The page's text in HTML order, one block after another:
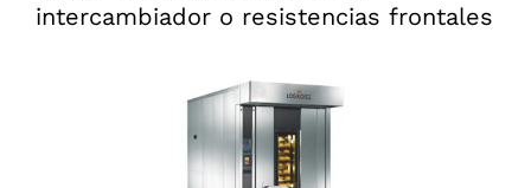
intercambiador o resistencias frontales